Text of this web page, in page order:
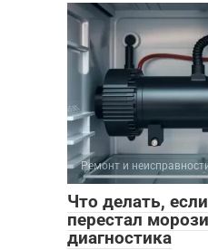
Ремонт и
Что делать,
перестал
диагностика